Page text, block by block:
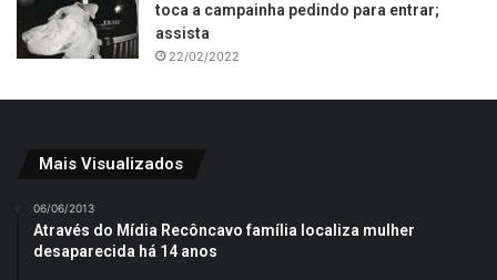
toca a campainha pedindo para entrar;
assista
22/02/2022
Mais Visualizados
06/06/2013
Através do Mídia Recôncavo família localiza mulher
desaparecida há 14 anos